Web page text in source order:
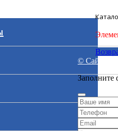
© Сайт
Заполните